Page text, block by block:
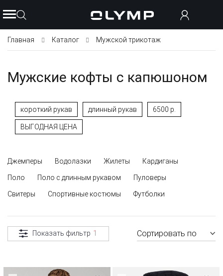
Главная Каталог Мужской трикотаж
Мужские кофты с капюшоном
короткий рукав длинный рукав 6500 р.
ВЫГОДНАЯ ЦЕНА
Джемперы Водолазки Жилеты Кардиганы
Поло Поло с длинным рукавом Пуловеры
Свитеры Спортивные костюмы Футболки
Показать фильтр 1 Сортировать по